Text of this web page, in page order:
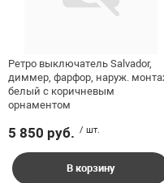
Ретро выключатель Salvador,
диммер, фарфор, наруж.
белый c коричневым
орнаментом
5 850 руб. / шт.
В корзину